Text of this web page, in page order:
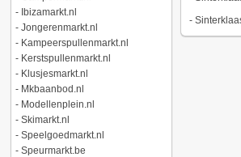
- Ibizamarkt.nl
- Jongerenmarkt.nl
- Kampeerspullenmarkt.nl
- Kerstspullenmarkt.nl
- Klusjesmarkt.nl
- Mkbaanbod.nl
- Modellenplein.nl
- Skimarkt.nl
- Speelgoedmarkt.nl
- Speurmarkt.be
-